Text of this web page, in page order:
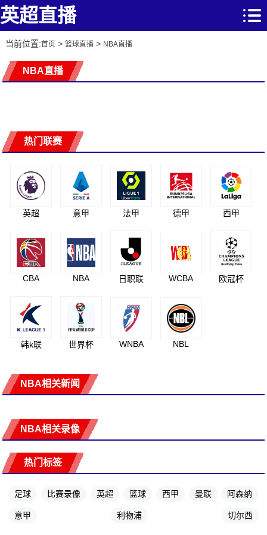
英超直播
当前位置:首页> 篮球直播> NBA直播
NBA直播
热门联赛
英超 意甲 法甲 德甲 西甲
CBA NBA 日职联 WCBA 欧冠杯
韩k联 世界杯 WNBA NBL
NBA相关新闻
NBA相关录像
热门标签
足球 比赛录像 英超 篮球 西甲 曼联 阿森纳
意甲 利物浦 切尔西